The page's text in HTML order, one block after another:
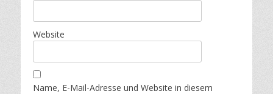
Website
Name, E-Mail-Adresse und Website in diesem